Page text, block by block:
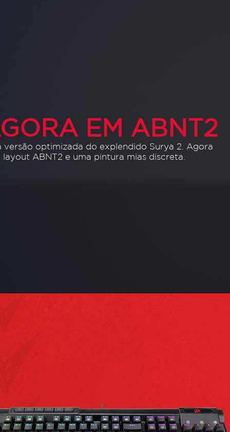
EM ABNT2
versão optimizada do explendido Surya 2. Agora
layout ABNT2 e uma pintura mias discreta.